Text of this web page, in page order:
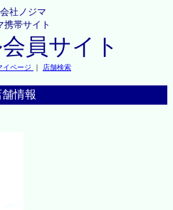
社ノジマ
携帯サイト
員サイト
イページ ｜ 店舗検索
舗情報